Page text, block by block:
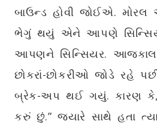
બાઉન્ડ હોવી જોઈએ.
ભેગું થયું એને આપણે
આપણને સિન્સિયર. આજકાલ
છોકરાં-છોકરીઓ જોડે રહે
બ્રેક-અપ થઈ ગયું. કારણ
કરું છું.” જ્યારે સાથે હતા